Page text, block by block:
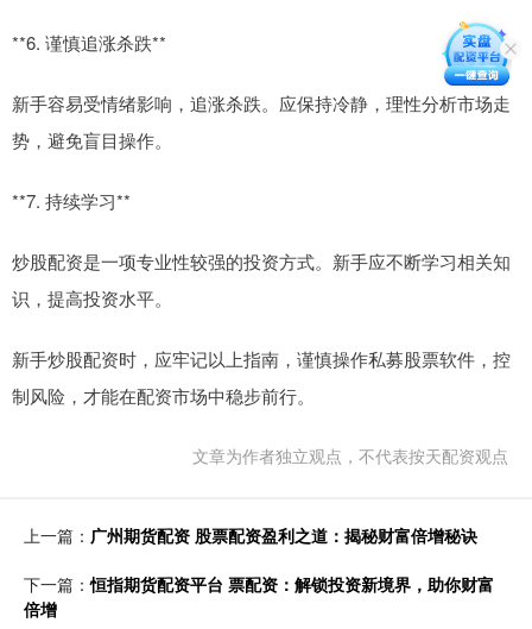
**6. 谨慎追涨杀跌**
新手容易受情绪影响，追涨杀跌。应保持冷静，理性分析市场走
势，避免盲目操作。
**7. 持续学习**
炒股配资是一项专业性较强的投资方式。新手应不断学习相关知
识，提高投资水平。
新手炒股配资时，应牢记以上指南，谨慎操作私募股票软件，控
制风险，才能在配资市场中稳步前行。
文章为作者独立观点，不代表按天配资观点
上一篇： 广州期货配资 股票配资盈利之道：揭秘财富倍增秘诀
下一篇：恒指期货配资平台 票配资：解锁投资新境界，助你财富
倍增